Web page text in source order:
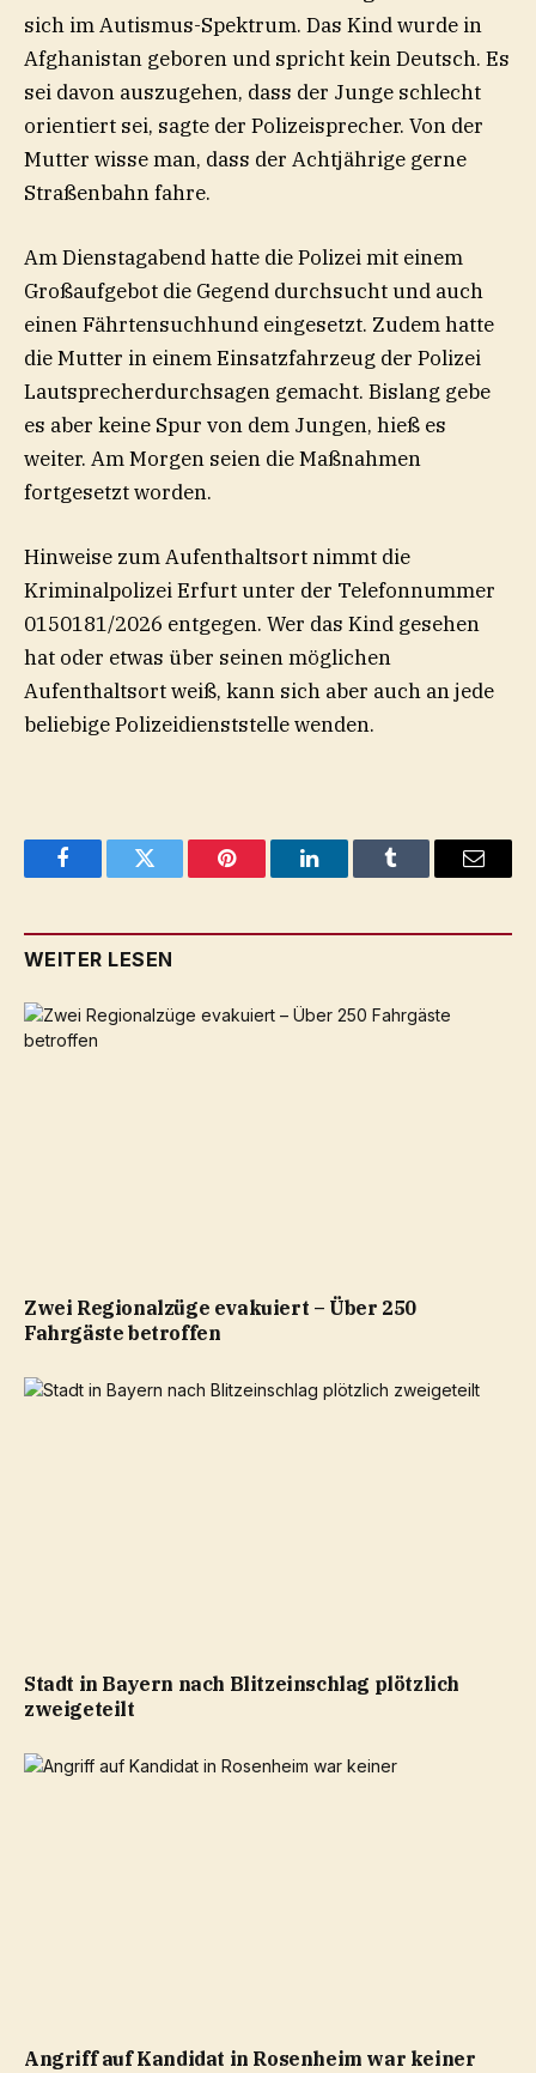
sich im Autismus-Spektrum. Das Kind wurde in
Afghanistan geboren und spricht kein Deutsch. Es
sei davon auszugehen, dass der Junge schlecht
orientiert sei, sagte der Polizeisprecher. Von der
Mutter wisse man, dass der Achtjährige gerne
Straßenbahn fahre.
Am Dienstagabend hatte die Polizei mit einem
Großaufgebot die Gegend durchsucht und auch
einen Fährtensuchhund eingesetzt. Zudem hatte
die Mutter in einem Einsatzfahrzeug der Polizei
Lautsprecherdurchsagen gemacht. Bislang gebe
es aber keine Spur von dem Jungen, hieß es
weiter. Am Morgen seien die Maßnahmen
fortgesetzt worden.
Hinweise zum Aufenthaltsort nimmt die
Kriminalpolizei Erfurt unter der Telefonnummer
0150181/2026 entgegen. Wer das Kind gesehen
hat oder etwas über seinen möglichen
Aufenthaltsort weiß, kann sich aber auch an jede
beliebige Polizeidienststelle wenden.
FacebookTwitter Pinterest LinkedInTumblr Email
WEITER LESEN
Zwei Regionalzüge evakuiert – Über 250
Fahrgäste betroffen
Stadt in Bayern nach Blitzeinschlag plötzlich
zweigeteilt
Angriff auf Kandidat in Rosenheim war keiner